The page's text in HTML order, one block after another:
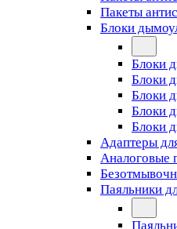
Пакеты
Блоки
Блоки
Блоки
Блоки
Блоки
Блоки
Адаптеры
Аналоговые
Паяльники